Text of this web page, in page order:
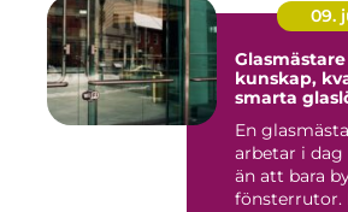
09.
kunskap,
smarta
En
arbetar i
än att bara
fönsterrutor.